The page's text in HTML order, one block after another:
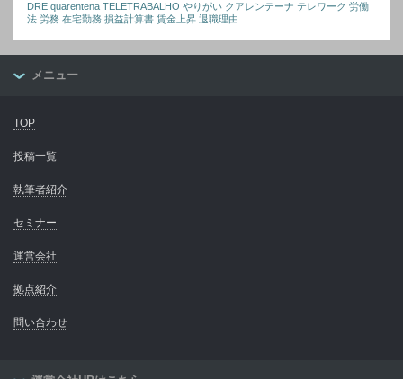
DRE quarentena TELETRABALHO やりがい クアレンテーナ テレワーク 労働
法 労務 在宅勤務 損益計算書 賃金上昇 退職理由
メニュー
TOP
投稿一覧
執筆者紹介
セミナー
運営会社
拠点紹介
問い合わせ